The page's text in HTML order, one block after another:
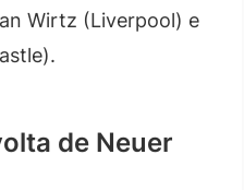
Wirtz (Liverpool) e
de Neuer